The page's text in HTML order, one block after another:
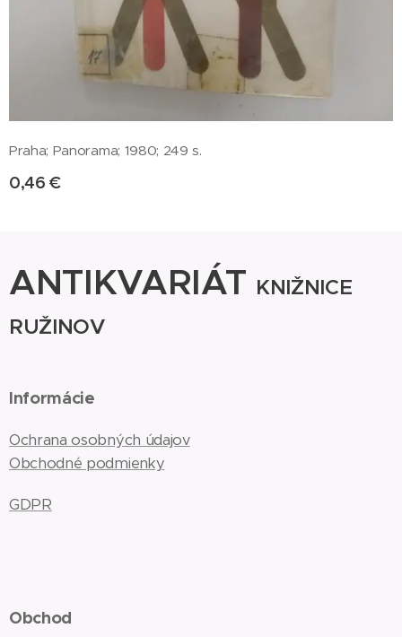
Praha; Panorama; 1980; 249 s.
0,46 €
ANTIKVARIÁT KNIŽNICE
RUŽINOV
Informácie
Ochrana osobných údajov
Obchodné podmienky
GDPR
Obchod